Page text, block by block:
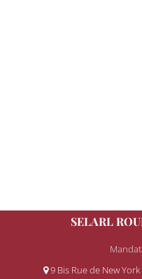
SELARL
9 Bis Rue de New